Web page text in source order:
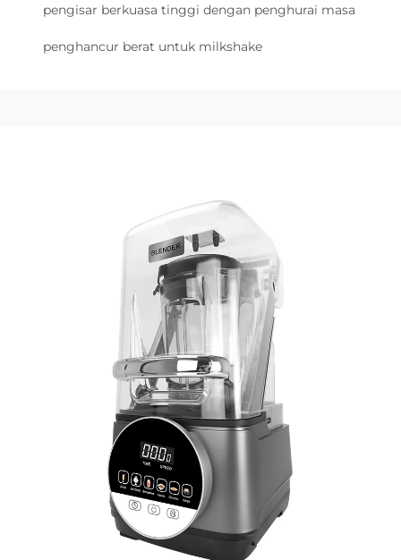
pengisar berkuasa tinggi dengan penghurai masa
penghancur berat untuk milkshake